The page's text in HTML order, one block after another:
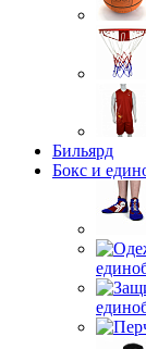
Бильярд
Бокс и